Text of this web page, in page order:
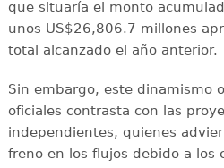
que situaría el monto
unos US$26,806.7 millones
total alcanzado el año anterior.
Sin embargo, este dinamismo
oficiales contrasta con las
independientes, quienes
freno en los flujos debido a los